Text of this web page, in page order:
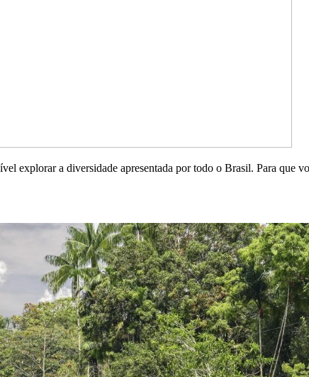
explorar a diversidade apresentada por todo o Brasil. Para que